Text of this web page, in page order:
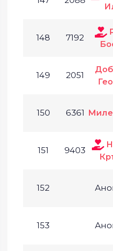
148 7192
149 2051
150 6361
151 9403
152
153